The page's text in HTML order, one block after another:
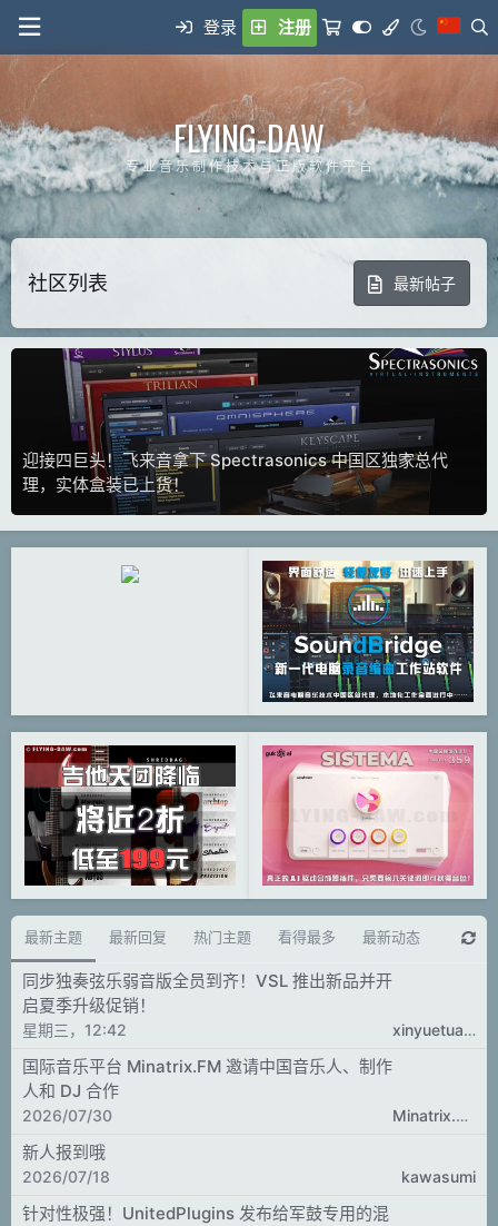
登录 注册
FLYING-DAW
专 业 音 乐 制 作 技 术 与 正 版 软 件 平 台
社区列表 最新帖子
迎接四巨头！飞来音拿下 Spectrasonics 中国区独家总代
理，实体盒装已上货！
最新主题 最新回复 热门主题 看得最多 最新动态
同步独奏弦乐弱音版全员到齐！VSL 推出新品并开
启夏季升级促销！
星期三，12:42 xinyuetuan10
国际音乐平台 Minatrix.FM 邀请中国音乐人、制作
人和 DJ 合作
2026/07/30 Minatrix.FM
新人报到哦
2026/07/18 kawasumi
针对性极强！UnitedPlugins 发布给军鼓专用的混